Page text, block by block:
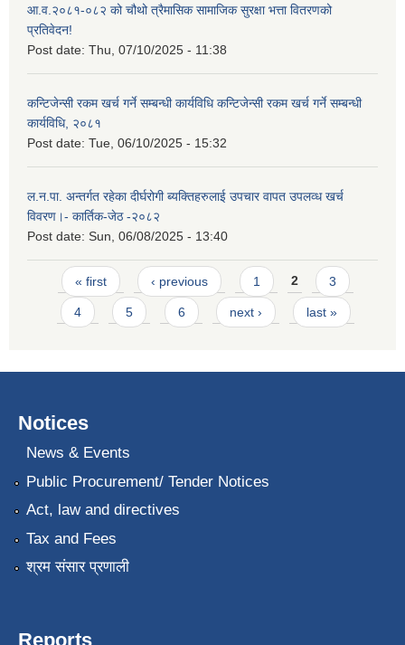
आ.व.२०८१-०८२ को चौथो त्रैमासिक सामाजिक सुरक्षा भत्ता वितरणको
प्रतिवेदन!
Post date: Thu, 07/10/2025 - 11:38
कन्टिजेन्सी रकम खर्च गर्ने सम्बन्धी कार्यविधि कन्टिजेन्सी रकम खर्च गर्ने सम्बन्धी
कार्यविधि, २०८१
Post date: Tue, 06/10/2025 - 15:32
ल.न.पा. अन्तर्गत रहेका दीर्घरोगी ब्यक्तिहरुलाई उपचार वापत उपलव्ध खर्च
विवरण।- कार्तिक-जेठ -२०८२
Post date: Sun, 06/08/2025 - 13:40
Pages
« first ‹ previous 1 2 3
4 5 6 next › last »
Notices
News & Events
Public Procurement/ Tender Notices
Act, law and directives
Tax and Fees
श्रम संसार प्रणाली
Reports